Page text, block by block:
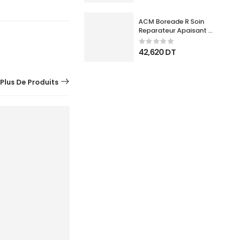
ACM Boreade R Soin
Reparateur Apaisant
40Ml
42,620DT
Plus De Produits